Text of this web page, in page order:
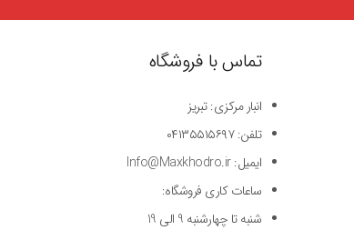
تماس با فروشگاه
انبار مرکزی: تبریز
تلفن: ۰۴۱۳۵۵۱۵۶۹۷
ایمیل: Info@Maxkhodro.ir
ساعات کاری فروشگاه:
شنبه تا چهارشنبه 9 الی 19